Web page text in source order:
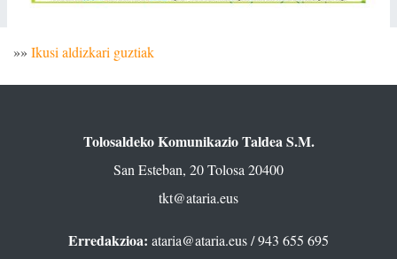
»» Ikusi aldizkari guztiak
Tolosaldeko Komunikazio Taldea S.M.
San Esteban, 20 Tolosa 20400
tkt@ataria.eus
Erredakzioa: ataria@ataria.eus/ 943 655 695